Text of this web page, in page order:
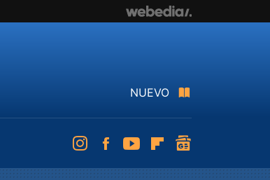
NUEVO
InstagramFacebookYoutubeFlipboard